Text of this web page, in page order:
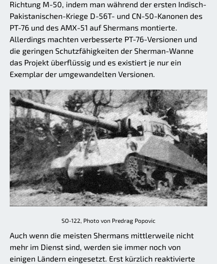
Richtung M-50, indem man während der ersten Indisch-
Pakistanischen-Kriege D-56T- und CN-50-Kanonen des
PT-76 und des AMX-51 auf Shermans montierte.
Allerdings machten verbesserte PT-76-Versionen und
die geringen Schutzfähigkeiten der Sherman-Wanne
das Projekt überflüssig und es existiert je nur ein
Exemplar der umgewandelten Versionen.
SO-122, Photo von Predrag Popovic
Auch wenn die meisten Shermans mittlerweile nicht
mehr im Dienst sind, werden sie immer noch von
einigen Ländern eingesetzt. Erst kürzlich reaktivierte